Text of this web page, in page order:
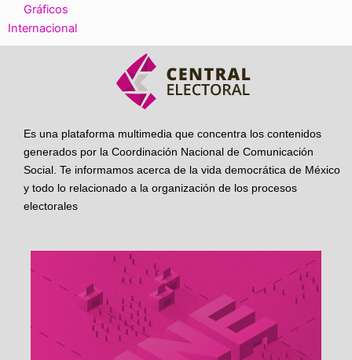
Gráficos
Internacional
Es una plataforma multimedia que concentra los contenidos
generados por la Coordinación Nacional de Comunicación
Social. Te informamos acerca de la vida democrática de México
y todo lo relacionado a la organización de los procesos
electorales